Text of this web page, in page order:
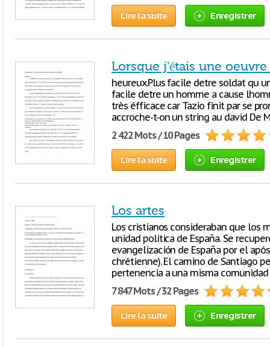
Lire la suite Enregistrer
Lorsque j'étais une
heureux.Plus facile detre soldat qu
facile detre un homme a cause
très éfficace car Tazio finit par se
accroche-t-on un string au david De
2 422 Mots / 10 Pages
Lire la suite Enregistrer
Los artes
Los cristianos consideraban que los
unidad política de España. Se
evangelización de España por el
chrétienne). El camino de Santiago
pertenencia a una misma comunidad
7 847 Mots / 32 Pages
Lire la suite Enregistrer